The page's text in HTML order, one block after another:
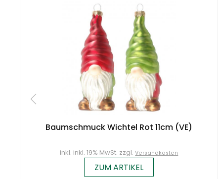
Baumschmuck Wichtel Rot 11cm (VE)
inkl. inkl. 19% MwSt. zzgl.Versandkosten
ZUM ARTIKEL